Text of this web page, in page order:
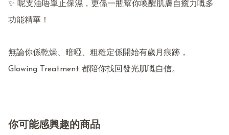
✨ 呢支油唔單止保濕，更係一瓶幫你喚醒肌膚自癒力嘅多
功能精華！
無論你係乾燥、暗啞、粗糙定係開始有歲月痕跡，
Glowing Treatment 都陪你找回發光肌嘅自信。
你可能感興趣的商品